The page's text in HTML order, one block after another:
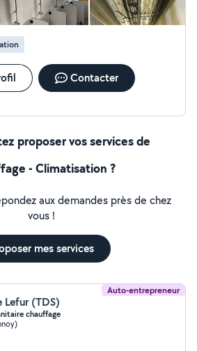
Contacter
proposer vos services de
- Climatisation ?
aux demandes près de chez
vous !
mes services
Auto-entrepreneur
Lefur (TDS)
chauffage